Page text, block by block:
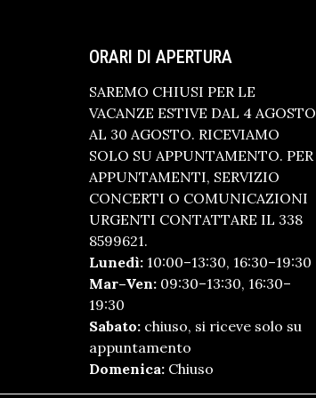
ORARI DI APERTURA
SAREMO CHIUSI PER LE
VACANZE ESTIVE DAL 4 AGOSTO
AL 30 AGOSTO. RICEVIAMO
SOLO SU APPUNTAMENTO. PER
APPUNTAMENTI, SERVIZIO
CONCERTI O COMUNICAZIONI
URGENTI CONTATTARE IL 338
8599621.
Lunedì: 10:00–13:30, 16:30–19:30
Mar–Ven: 09:30–13:30, 16:30–
19:30
Sabato: chiuso, si riceve solo su
appuntamento
Domenica: Chiuso